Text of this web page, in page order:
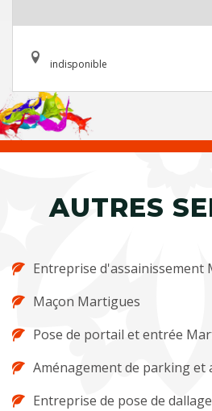
indisponible
AUTRES
Entreprise d'assainissement
Maçon Martigues
Pose de portail et entrée
Aménagement de parking et
Entreprise de pose de